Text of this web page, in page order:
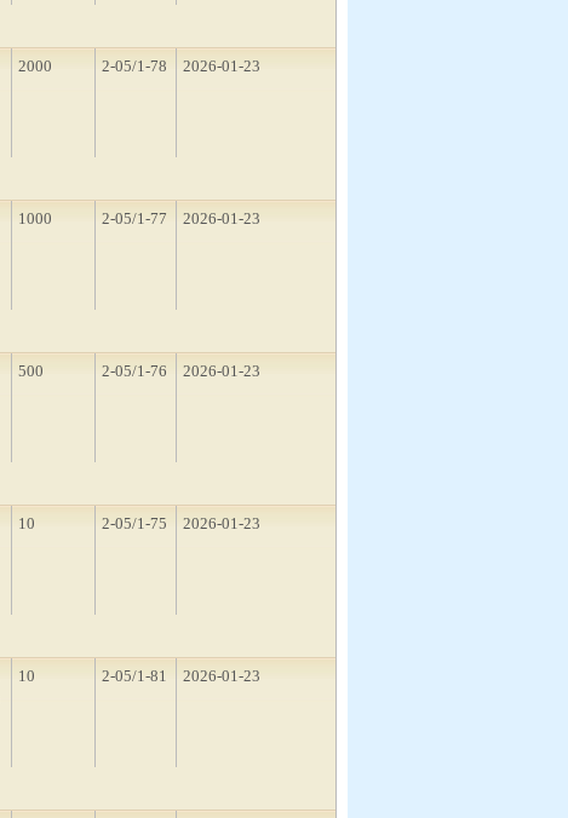
2000 2-05/1-78 2026-01-23
1000 2-05/1-77 2026-01-23
500 2-05/1-76 2026-01-23
10 2-05/1-75 2026-01-23
10 2-05/1-81 2026-01-23